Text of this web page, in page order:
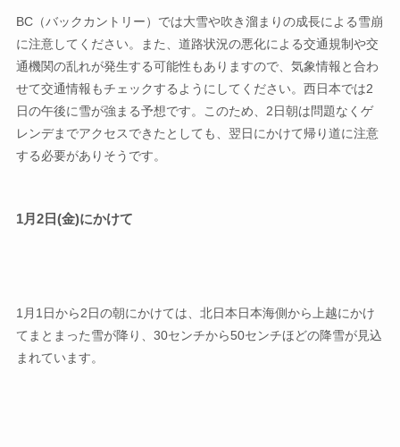
BC（バックカントリー）では大雪や吹き溜まりの成長による雪崩
に注意してください。また、道路状況の悪化による交通規制や交
通機関の乱れが発生する可能性もありますので、気象情報と合わ
せて交通情報もチェックするようにしてください。西日本では2
日の午後に雪が強まる予想です。このため、2日朝は問題なくゲ
レンデまでアクセスできたとしても、翌日にかけて帰り道に注意
する必要がありそうです。
1月2日(金)にかけて
1月1日から2日の朝にかけては、北日本日本海側から上越にかけ
てまとまった雪が降り、30センチから50センチほどの降雪が見込
まれています。